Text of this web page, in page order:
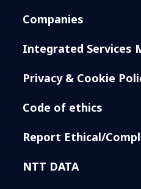
Companies
Integrated Services
Privacy & Cookie
Code of ethics
Report Ethical/
NTT DATA